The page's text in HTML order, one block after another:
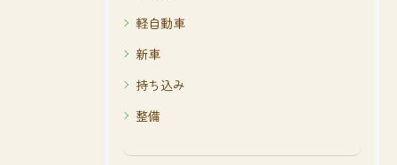
軽自動車
新車
持ち込み
整備